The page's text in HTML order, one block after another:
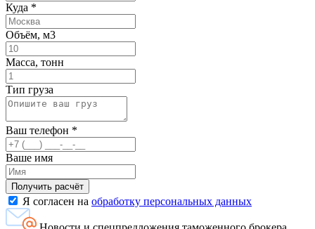
Куда *
Объём, м3
Масса, тонн
Тип груза
Ваш телефон *
Ваше имя
Я согласен на обработку персональных данных